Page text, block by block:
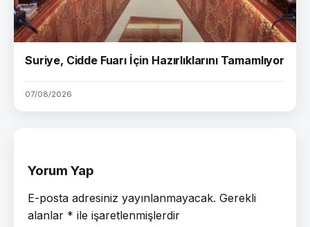
Suriye, Cidde Fuarı İçin Hazırlıklarını Tamamlıyor
07/08/2026
Yorum Yap
E-posta adresiniz yayınlanmayacak. Gerekli
alanlar * ile işaretlenmişlerdir